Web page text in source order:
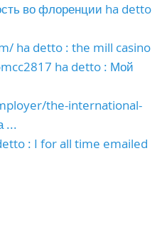
во флоренции ha detto
ha detto : the mill casino
ha detto : Мой
the-international-
...
: I for all time emailed